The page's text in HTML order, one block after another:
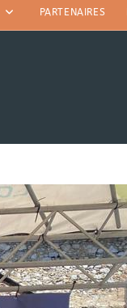
PARTENAIRES